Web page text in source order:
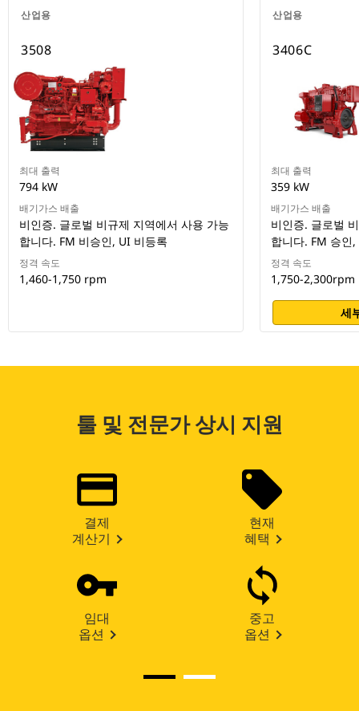
산업용
3508
최대 출력
794 kW
배기가스 배출
비인증. 글로벌 비규제 지역에서 사용 가능
합니다. FM 비승인, UI 비등록
정격 속도
1,460-1,750 rpm
산업용
3406C
최대 출력
359 kW
배기가스 배출
비인증. 글로벌
합니다. FM 승인
정격 속도
1,750-2,300rpm
세
툴 및 전문가 상시 지원
결제
계산기
현재
혜택
임대
옵션
중고
옵션